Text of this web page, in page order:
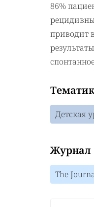
86%
приводит
Детская
Журнал
The